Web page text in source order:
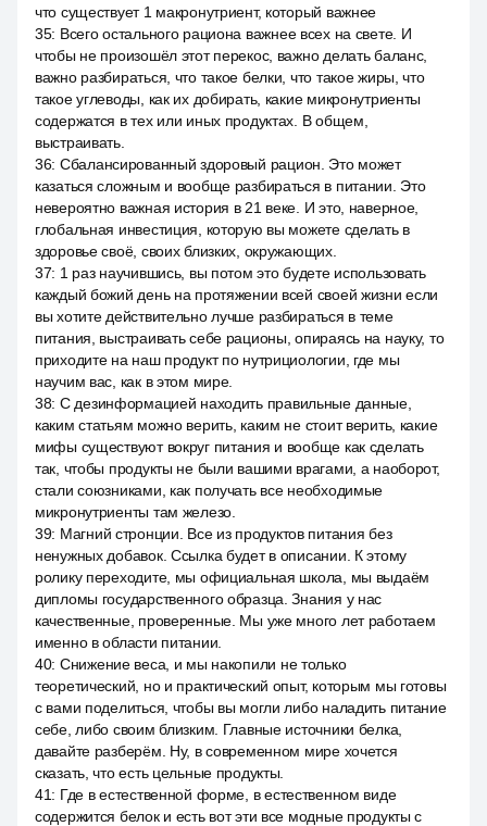
что существует 1 макронутриент, который важнее
35: Всего остального рациона важнее всех на свете. И
чтобы не произошёл этот перекос, важно делать баланс,
важно разбираться, что такое белки, что такое жиры, что
такое углеводы, как их добирать, какие микронутриенты
содержатся в тех или иных продуктах. В общем,
выстраивать.
36: Сбалансированный здоровый рацион. Это может
казаться сложным и вообще разбираться в питании. Это
невероятно важная история в 21 веке. И это, наверное,
глобальная инвестиция, которую вы можете сделать в
здоровье своё, своих близких, окружающих.
37: 1 раз научившись, вы потом это будете использовать
каждый божий день на протяжении всей своей жизни если
вы хотите действительно лучше разбираться в теме
питания, выстраивать себе рационы, опираясь на науку, то
приходите на наш продукт по нутрициологии, где мы
научим вас, как в этом мире.
38: С дезинформацией находить правильные данные,
каким статьям можно верить, каким не стоит верить, какие
мифы существуют вокруг питания и вообще как сделать
так, чтобы продукты не были вашими врагами, а наоборот,
стали союзниками, как получать все необходимые
микронутриенты там железо.
39: Магний стронции. Все из продуктов питания без
ненужных добавок. Ссылка будет в описании. К этому
ролику переходите, мы официальная школа, мы выдаём
дипломы государственного образца. Знания у нас
качественные, проверенные. Мы уже много лет работаем
именно в области питании.
40: Снижение веса, и мы накопили не только
теоретический, но и практический опыт, которым мы готовы
с вами поделиться, чтобы вы могли либо наладить питание
себе, либо своим близким. Главные источники белка,
давайте разберём. Ну, в современном мире хочется
сказать, что есть цельные продукты.
41: Где в естественной форме, в естественном виде
содержится белок и есть вот эти все модные продукты с